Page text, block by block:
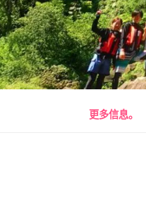
更多信息。